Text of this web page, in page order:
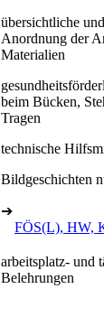
übersichtliche
Anordnung der
Materialien
beim Bücken,
Tragen
technische
Bildgeschichten
➔
FÖS(L), HW,
arbeitsplatz- und
Belehrungen